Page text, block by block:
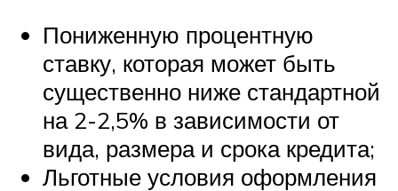
Пониженную процентную
ставку, которая может быть
существенно ниже стандартной
на 2-2,5% в зависимости от
вида, размера и срока кредита;
Льготные условия оформления